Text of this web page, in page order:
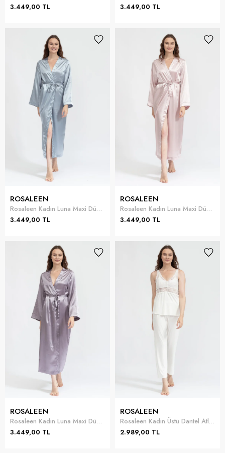
3.449,00 TL
3.449,00 TL
ROSALEEN
Rosaleen Kadın Luna Maxi Düz Uzun Sabahlık
3.449,00 TL
ROSALEEN
Rosaleen Kadın Luna Maxi Düz Uzun Sabahlık
3.449,00 TL
ROSALEEN
Rosaleen Kadın Luna Maxi Düz Uzun Sabahlık
3.449,00 TL
ROSALEEN
Rosaleen Kadın Üstü Dantel Atletli 3lü Pijama Takımı
2.989,00 TL